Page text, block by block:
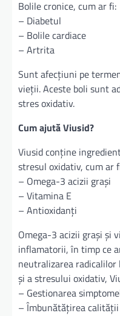
Bolile cronice, cum ar fi:
– Diabetul
– Bolile cardiace
– Artrita
Sunt afecțiuni pe
vieții. Aceste boli sunt
stres oxidativ.
Cum ajută Viusid?
Viusid conține
stresul oxidativ, cum ar
– Omega-3 acizii grași
– Vitamina E
– Antioxidanți
Omega-3 acizii grași și
inflamatorii, în timp ce
neutralizarea
și a stresului oxidativ,
– Gestionarea
– Îmbunătățirea